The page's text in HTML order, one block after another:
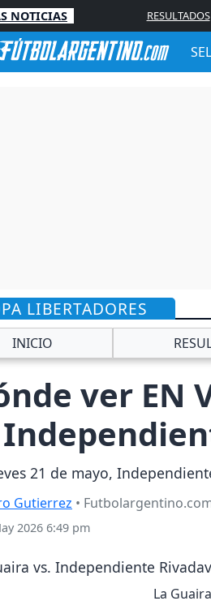
NOTICIAS RESULTADOS
LIBERTADORES
INICIO
ver EN
21 de mayo,
Gutierrez •
2026 6:49 pm
La